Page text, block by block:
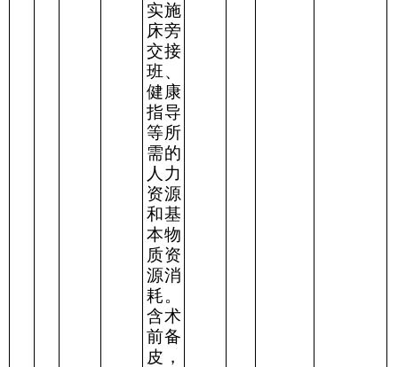
实施
床旁
交接
班、
健康
指导
等所
需的
人力
资源
和基
本物
质资
源消
耗。
含术
前备
皮，